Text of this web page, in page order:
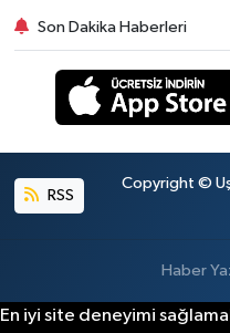
Son Dakika Haberleri
RSS
Copyright ©
Haber
En iyi site deneyimi